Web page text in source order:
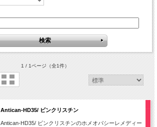
1 / 1ページ（全1件）
Antican-HD35/ ビンクリスチン
Antican-HD35/ ビンクリスチンのホメオパシーレメディー